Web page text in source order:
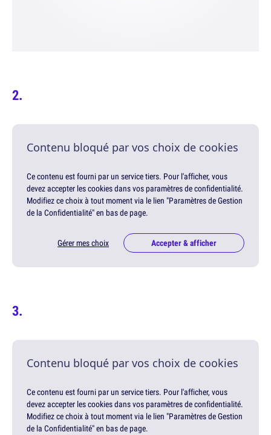
Contenu bloqué par vos choix de cookies
Ce contenu est fourni par un service tiers. Pour l'afficher, vous
devez accepter les cookies dans vos paramètres de confidentialité.
Modifiez ce choix à tout moment via le lien "Paramètres de Gestion
de la Confidentialité" en bas de page.
Gérer mes choix Accepter & afficher
Contenu bloqué par vos choix de cookies
Ce contenu est fourni par un service tiers. Pour l'afficher, vous
devez accepter les cookies dans vos paramètres de confidentialité.
Modifiez ce choix à tout moment via le lien "Paramètres de Gestion
de la Confidentialité" en bas de page.